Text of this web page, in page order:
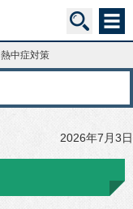
熱中症対策
2026年7月3日